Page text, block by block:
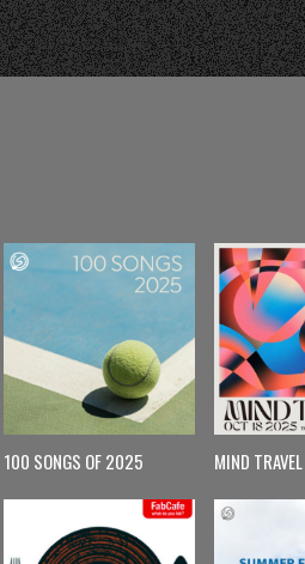
100 SONGS OF 2025 MIND TRAVEL